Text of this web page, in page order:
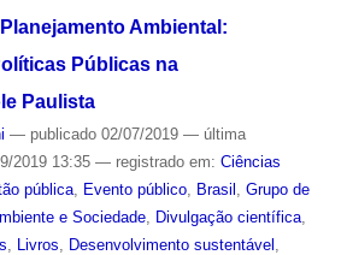
Ambiental:
Públicas na
Paulista
— publicado02/07/2019 — última
2019 13:35 — registrado em: Ciências
pública, Evento público, Brasil Grupo de
e Sociedade, Divulgação científica,
Livros Desenvolvimento sustentável